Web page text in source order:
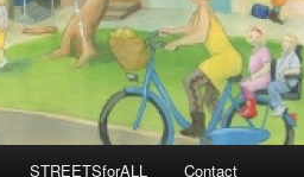
STREETSforALL Contact